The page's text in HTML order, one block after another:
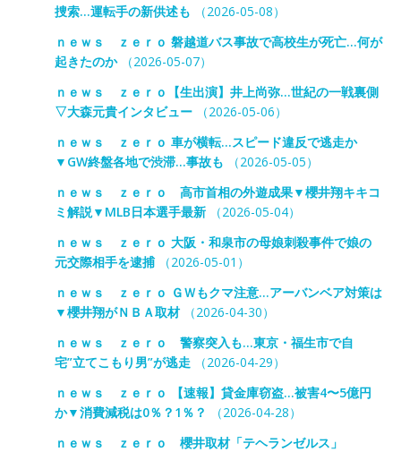
捜索…運転手の新供述も （2026-05-08）
ｎｅｗｓ ｚｅｒｏ 磐越道バス事故で高校生が死亡…何が
起きたのか（2026-05-07）
ｎｅｗｓ ｚｅｒｏ【生出演】井上尚弥…世紀の一戦裏側
▽大森元貴インタビュー（2026-05-06）
ｎｅｗｓ ｚｅｒｏ 車が横転…スピード違反で逃走か
▼GW終盤各地で渋滞…事故も （2026-05-05）
ｎｅｗｓ ｚｅｒｏ 高市首相の外遊成果▼櫻井翔キキコ
ミ解説▼MLB日本選手最新（2026-05-04）
ｎｅｗｓ ｚｅｒｏ 大阪・和泉市の母娘刺殺事件で娘の
元交際相手を逮捕（2026-05-01）
ｎｅｗｓ ｚｅｒｏ ＧＷもクマ注意…アーバンベア対策は
▼櫻井翔がＮＢＡ取材（2026-04-30）
ｎｅｗｓ ｚｅｒｏ 警察突入も…東京・福生市で自
宅”立てこもり男”が逃走（2026-04-29）
ｎｅｗｓ ｚｅｒｏ 【速報】貸金庫窃盗…被害4〜5億円
か▼消費減税は0％？1％？
（2026-04-28）
ｎｅｗｓ ｚｅｒｏ 櫻井取材「テヘランゼルス」